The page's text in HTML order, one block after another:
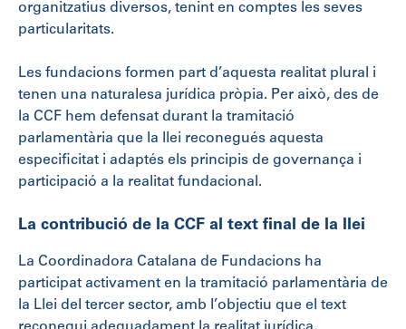
organitzatius diversos, tenint en comptes les seves
particularitats.
Les fundacions formen part d’aquesta realitat plural i
tenen una naturalesa jurídica pròpia. Per això, des de
la CCF hem defensat durant la tramitació
parlamentària que la llei reconegués aquesta
especificitat i adaptés els principis de governança i
participació a la realitat fundacional.
La contribució de la CCF al text final de la llei
La Coordinadora Catalana de Fundacions ha
participat activament en la tramitació parlamentària de
la Llei del tercer sector, amb l’objectiu que el text